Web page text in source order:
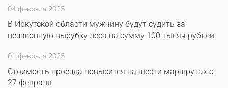
04 февраля 2025
В Иркутской области мужчину будут судить за
незаконную вырубку леса на сумму 100 тысяч рублей.
01 февраля 2025
Стоимость проезда повысится на шести маршрутах с
27 февраля